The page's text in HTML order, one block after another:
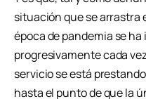
situación que se arrastra
época de pandemia se
progresivamente cada
servicio se está
hasta el punto de que la